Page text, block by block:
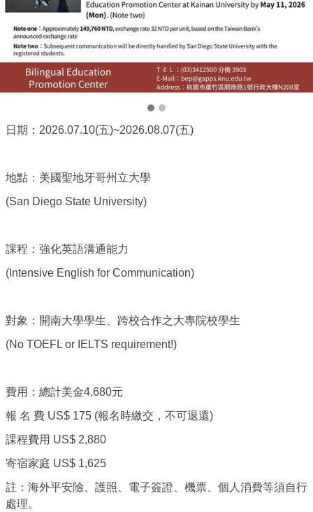
日期：2026.07.10(五)~2026.08.07(五)
地點：美國聖地牙哥州立大學
(San Diego State University)
課程：強化英語溝通能力
(Intensive English for Communication)
對象：開南大學學生、跨校合作之大專院校學生
(No TOEFL or IELTS requirement!)
費用：總計美金4,680元
報 名 費 US$ 175 (報名時繳交，不可退還)
課程費用 US$ 2,880
寄宿家庭 US$ 1,625
註：海外平安險、護照、電子簽證、機票、個人消費等須自行
處理。